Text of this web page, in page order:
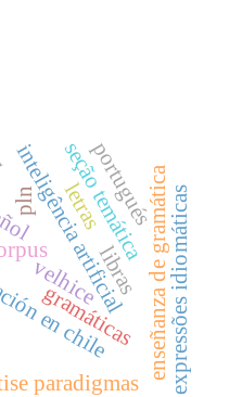
inteligência artificial
letras
seção temática
paradigmas
en chile
gramáticas enseñanza de gramática
portugués
libras expressões idiomáticas
pln
velhice